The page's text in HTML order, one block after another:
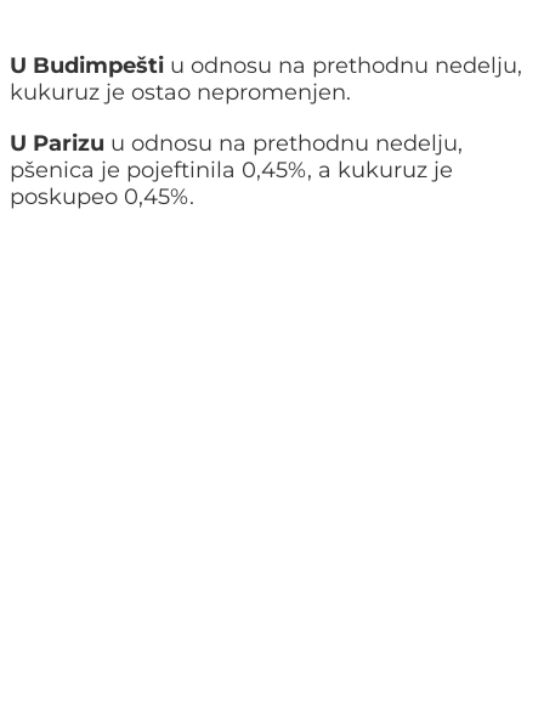
U Budimpešti u odnosu na prethodnu nedelju,
kukuruz je ostao nepromenjen.
U Parizu u odnosu na prethodnu nedelju,
pšenica je pojeftinila 0,45%, a kukuruz je
poskupeo 0,45%.